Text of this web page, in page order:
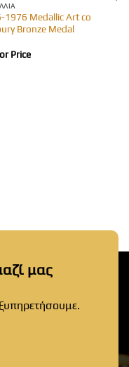
1976 Medallic Art co
Bronze Medal
Price
μας